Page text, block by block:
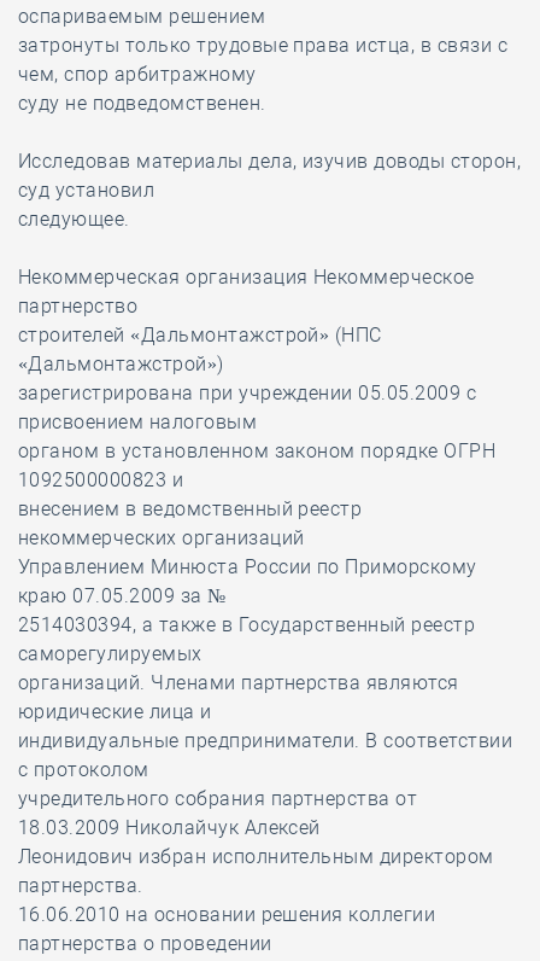
оспариваемым решением
затронуты только трудовые права истца, в связи с
чем, спор арбитражному
суду не подведомственен.
Исследовав материалы дела, изучив доводы сторон,
суд установил
следующее.
Некоммерческая организация Некоммерческое
партнерство
строителей «Дальмонтажстрой» (НПС
«Дальмонтажстрой»)
зарегистрирована при учреждении 05.05.2009 с
присвоением налоговым
органом в установленном законом порядке ОГРН
1092500000823 и
внесением в ведомственный реестр
некоммерческих организаций
Управлением Минюста России по Приморскому
краю 07.05.2009 за №
2514030394, а также в Государственный реестр
саморегулируемых
организаций. Членами партнерства являются
юридические лица и
индивидуальные предприниматели. В соответствии
с протоколом
учредительного собрания партнерства от
18.03.2009 Николайчук Алексей
Леонидович избран исполнительным директором
партнерства.
16.06.2010 на основании решения коллегии
партнерства о проведении